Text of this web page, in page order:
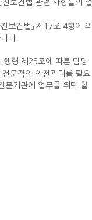
보건법 관련 사항들의 업
보건법」 제17조 4항에 의
다.
행령 제25조에 따른 담당
문적인 안전관리를 필요
문기관에 업무를 위탁 할